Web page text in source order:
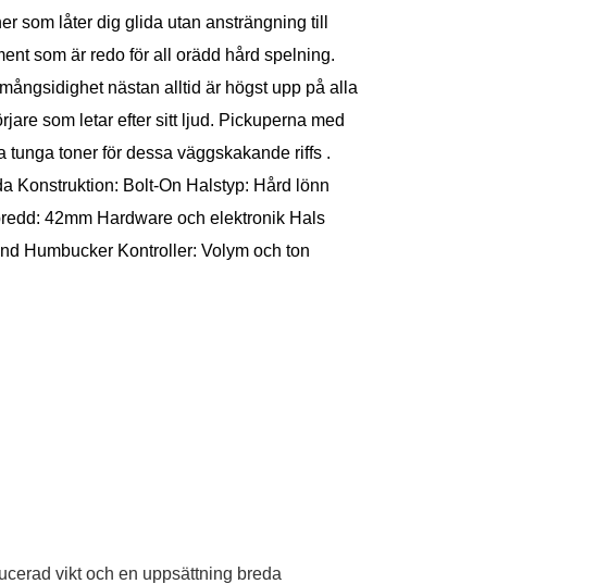
som låter dig glida utan ansträngning till
som är redo för all orädd hård spelning.
nästan alltid är högst upp på alla
som letar efter sitt ljud. Pickuperna med
toner för dessa väggskakande riffs .
Konstruktion: Bolt-On Halstyp: Hård lönn
42mm Hardware och elektronik Hals
Humbucker Kontroller: Volym och ton
vikt och en uppsättning breda